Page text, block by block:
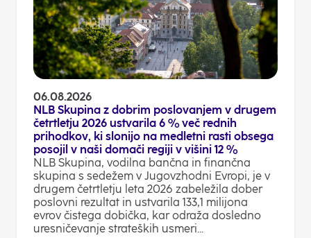
06.08.2026
NLB Skupina z dobrim poslovanjem v drugem
četrtletju 2026 ustvarila 6 % več rednih
prihodkov, ki slonijo na medletni rasti obsega
posojil v naši domači regiji v višini 12 %
NLB Skupina, vodilna bančna in finančna
skupina s sedežem v Jugovzhodni Evropi, je v
drugem četrtletju leta 2026 zabeležila dober
poslovni rezultat in ustvarila 133,1 milijona
evrov čistega dobička, kar odraža dosledno
uresničevanje strateških usmeri...